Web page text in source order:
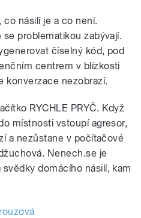
násilí je a co není.
problematikou zabývají.
číselný kód, pod
centrem v blízkosti
konverzace nezobrazí.
RYCHLE PRYČ. Když
místnosti vstoupí agresor,
a nezůstane v počítačové
Nenech.se je
domácího násilí, kam